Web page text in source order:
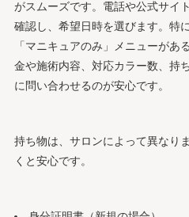
がスムーズです。電話や公式サイ
確認し、希望日時を選びます。特
「マニキュアのみ」メニューがあ
金や施術内容、対応カラー数、持
に問い合わせるのが安心です。
持ち物は、サロンによって異なり
くと安心です。